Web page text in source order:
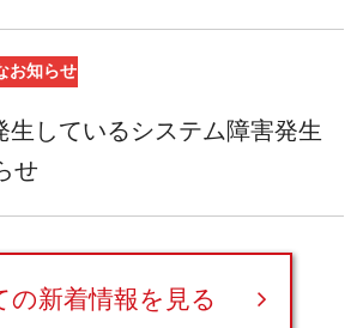
お知らせ
しているシステム障害発生
せ
の新着情報を見る